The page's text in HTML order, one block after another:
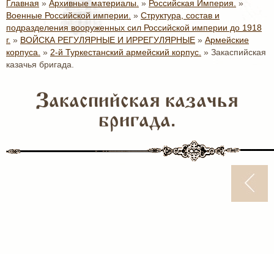
Главная » Архивные материалы. » Российская Империя. »
Военные Российской империи. » Структура, состав и
подразделения вооруженных сил Российской империи до 1918
г. » ВОЙСКА РЕГУЛЯРНЫЕ И ИРРЕГУЛЯРНЫЕ » Армейские
корпуса. » 2-й Туркестанский армейский корпус. » Закаспийская
казачья бригада.
Закаспийская казачья
бригада.